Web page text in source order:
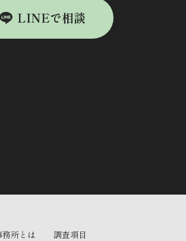
LINEで相談
所とは 調査項目